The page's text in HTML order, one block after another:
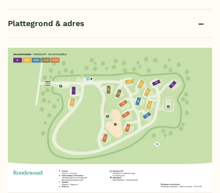
Plattegrond & adres